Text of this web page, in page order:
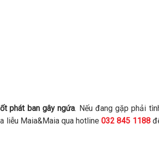
phát ban gây ngứa. Nếu đang gặp phải
liễu Maia&Maia qua hotline 032 845 1188